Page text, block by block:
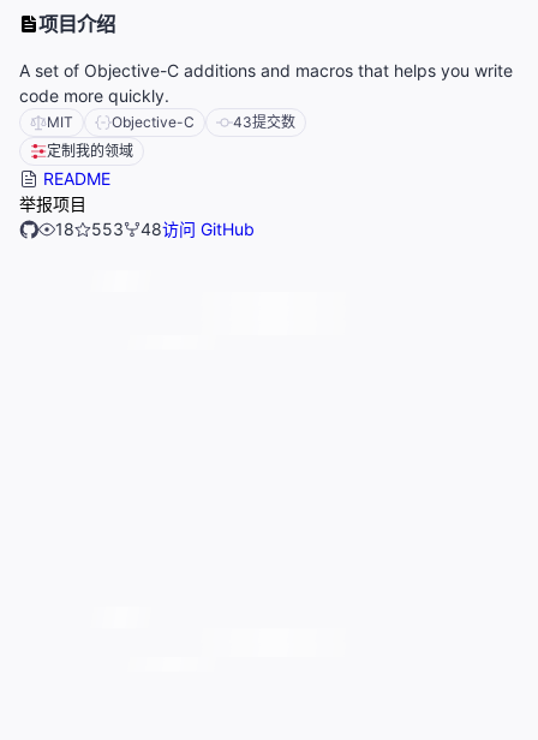
项目介绍
A set of Objective-C additions and macros that helps you write
code more quickly.
MIT Objective-C 43提交数
定制我的领域
README
举报项目
18
553 48访问 GitHub